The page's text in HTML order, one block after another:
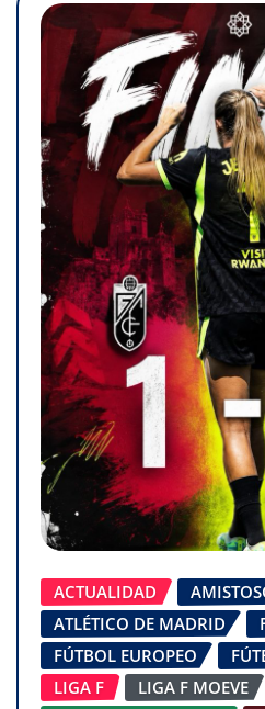
ACTUALIDAD
ATLÉTICO DE MADRID
FÚTBOL EUROPEO
LIGA F
LIGA F MOEVE